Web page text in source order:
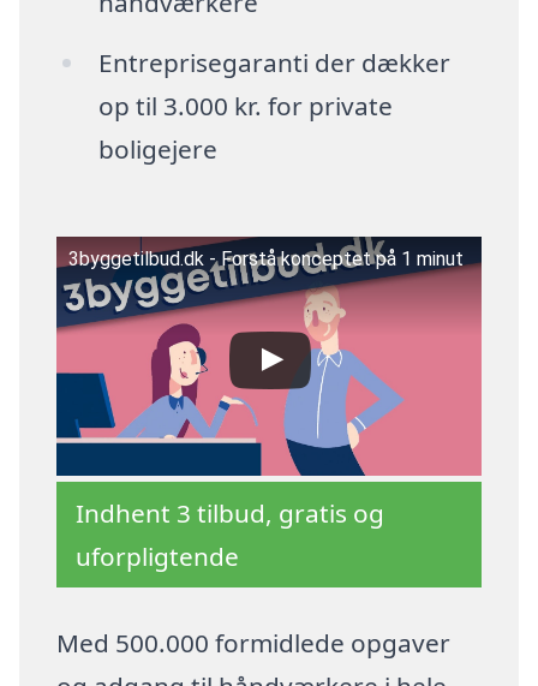
Entreprisegaranti der dækker
op til 3.000 kr. for private
boligejere
3byggetilbud.dk - Forstå konceptet på 1 minut
Indhent 3 tilbud, gratis og
uforpligtende
Med 500.000 formidlede opgaver